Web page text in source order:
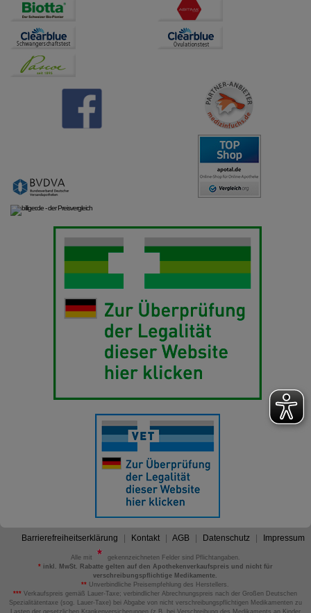
Barrierefreiheitserklärung Kontakt AGB Datenschutz Impressum
Alle mit
gekennzeichneten Felder sind Pflichtangaben.
*inkl. MwSt. Rabatte gelten auf den Apothekenverkaufspreis und nicht für
verschreibungspflichtige Medikamente.
** Unverbindliche Preisempfehlung des Herstellers.
*** Verkaufspreis gemäß Lauer-Taxe; verbindlicher Abrechnungspreis nach der Großen Deutschen
Spezialitätentaxe (sog. Lauer-Taxe) bei Abgabe von nicht verschreibungspflichtigen Medikamenten zu